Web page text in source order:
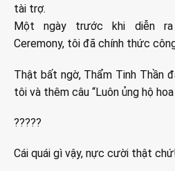
tài trợ.
Một ngày trước khi diễn ra
Ceremony, tôi đã chính thức
Thật bất ngờ, Thẩm Tinh Thần
tôi và thêm câu “Luôn ủng hộ hoa
?????
Cái quái gì vậy, nực cười thật